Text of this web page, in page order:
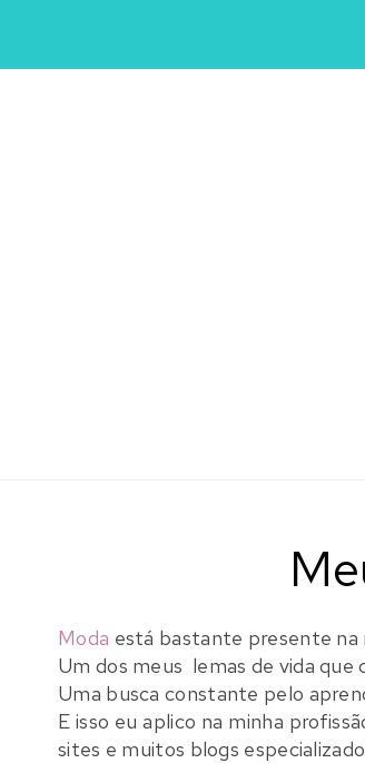
Moda está bastante presente na
Um dos meus lemas de vida
Uma busca constante pelo
E isso eu aplico na minha
sites e muitos blogs